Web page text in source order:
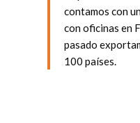
contamos con
con oficinas en
pasado
100 países.